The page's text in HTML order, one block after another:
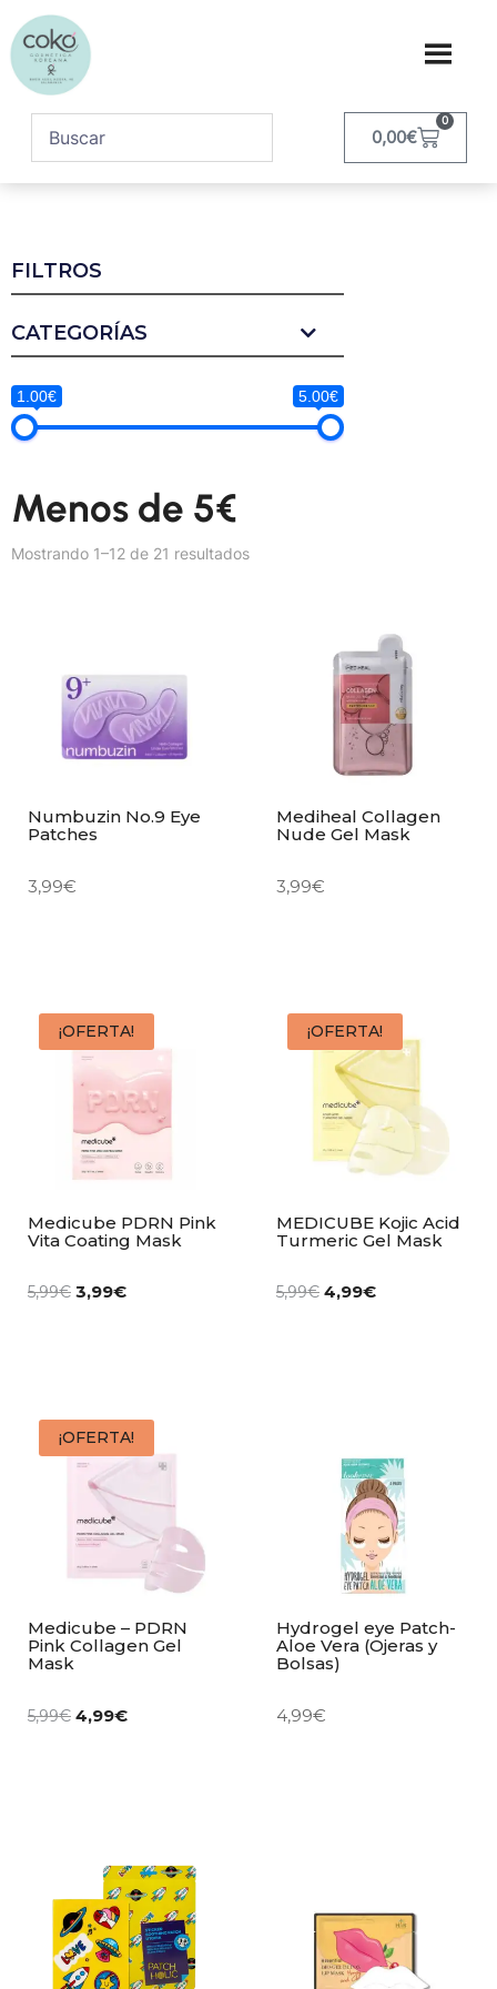
0,00€
0
FILTROS
CATEGORÍAS
1.00€ 5.00€
Menos de 5€
Mostrando 1–12 de 21 resultados
Numbuzin No.9 Eye
Patches
3,99€
Mediheal Collagen
Nude Gel Mask
3,99€
¡OFERTA!
Medicube PDRN Pink
Vita Coating Mask
5,99€ 3,99€
¡OFERTA!
MEDICUBE Kojic Acid
Turmeric Gel Mask
5,99€ 4,99€
¡OFERTA!
Medicube – PDRN
Pink Collagen Gel
Mask
5,99€ 4,99€
Hydrogel eye Patch-
Aloe Vera (Ojeras y
Bolsas)
4,99€